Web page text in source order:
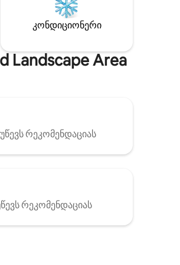
კონდიციონერი
Landscape Area
რეკომენდაციას
რეკომენდაციას